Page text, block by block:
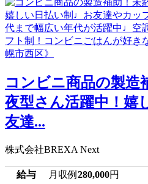
コンビニ商品の製
夜型さん活躍中！嬉
友達...
株式会社BREXA Next
給与 月収例 280,000円